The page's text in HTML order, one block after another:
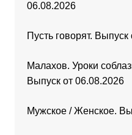
06.08.2026
Пусть говорят.
Малахов. Уроки
Выпуск от 06.08.2026
Мужское / Женское.